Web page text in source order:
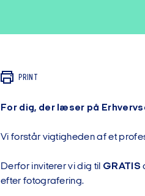
PRINT
For dig, der læser på
Vi forstår vigtigheden af et
Derfor inviterer vi dig til GRATIS
efter fotografering.